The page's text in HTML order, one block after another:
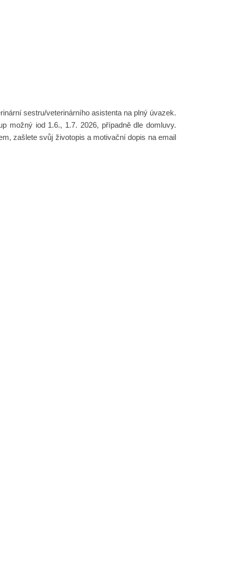
sestru/veterinárního asistenta na plný úvazek.
možný iod 1.6., 1.7. 2026, případně dle domluvy.
zašlete svůj životopis a motivační dopis na email